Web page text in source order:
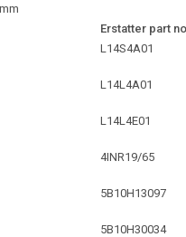
Erstatter part
L14S4A01
L14L4A01
L14L4E01
4INR19/65
5B10H13097
5B10H30034